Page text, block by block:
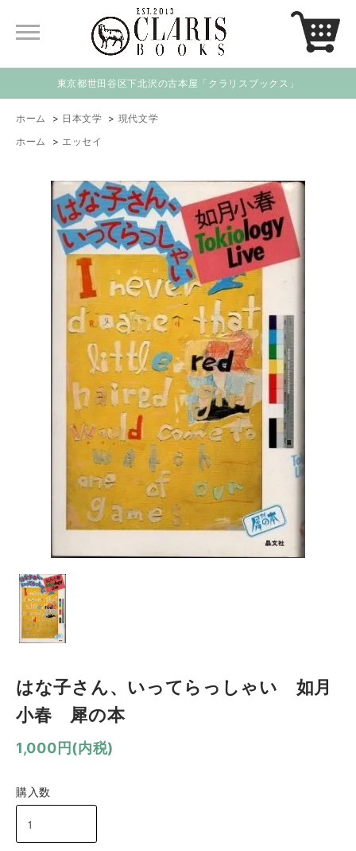
東京都世田谷区下北沢の古本屋「クラリスブックス」
ホーム > 日本文学 > 現代文学
ホーム
> エッセイ
はな子さん、いってらっしゃい 如月
小春 犀の本
1,000円(内税)
購入数